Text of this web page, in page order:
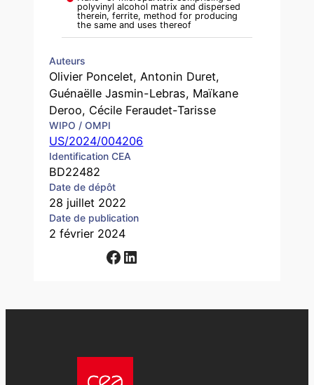
polyvinyl alcohol matrix and dispersed
therein, ferrite, method for producing
the same and uses thereof
Auteurs
Olivier Poncelet, Antonin Duret,
Guénaëlle Jasmin-Lebras, Maïkane
Deroo, Cécile Feraudet-Tarisse
WIPO / OMPI
US/2024/004206
Identification CEA
BD22482
Date de dépôt
28 juillet 2022
Date de publication
2 février 2024
Facebook LinkedIn